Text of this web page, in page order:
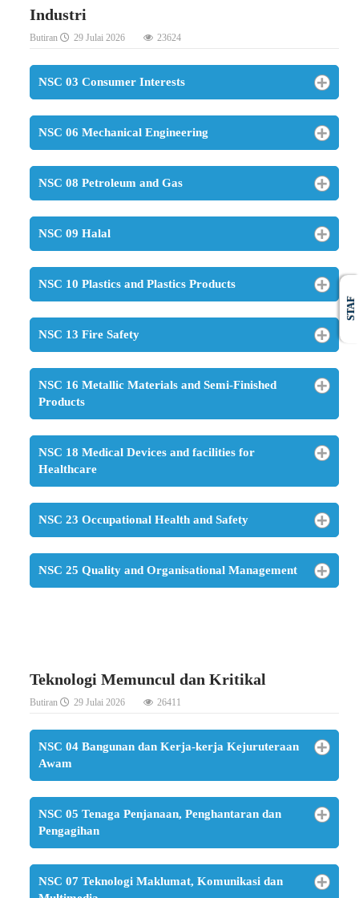
Industri
Butiran 29 Julai 2026 23624
NSC 03 Consumer Interests
NSC 06 Mechanical Engineering
NSC 08 Petroleum and Gas
NSC 09 Halal
NSC 10 Plastics and Plastics Products
NSC 13 Fire Safety
NSC 16 Metallic Materials and Semi-Finished
Products
NSC 18 Medical Devices and facilities for
Healthcare
NSC 23 Occupational Health and Safety
NSC 25 Quality and Organisational Management
Teknologi Memuncul dan Kritikal
Butiran 29 Julai 2026 26411
NSC 04 Bangunan dan Kerja-kerja Kejuruteraan
Awam
NSC 05 Tenaga Penjanaan, Penghantaran dan
Pengagihan
NSC 07 Teknologi Maklumat, Komunikasi dan
STAF